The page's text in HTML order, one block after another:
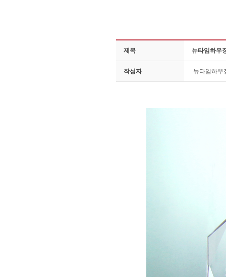
제목 뉴타임하우
작성자 뉴타임하우